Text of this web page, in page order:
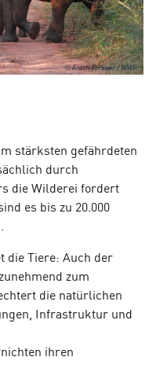
stärksten gefährdeten
durch
die Wilderei fordert
es bis zu 20.000
die Tiere: Auch der
zum
die natürlichen
Infrastruktur und
ihren